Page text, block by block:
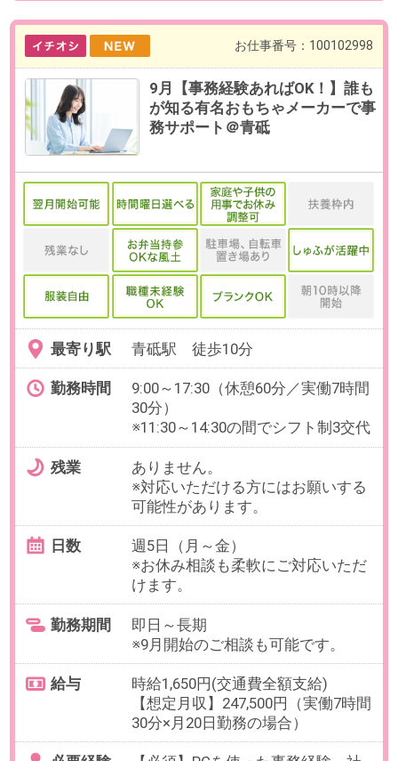
最寄り駅
半蔵門駅 徒歩3分 / 麹町駅 徒
歩10分 /永田町駅 徒歩10分
※前後30分程度の増減可能
【例】10:00～15:00、09:30～14:30
など
※休憩取得の有無をお選びいただけ
ありません。
※当社スタッフも残業なしで活躍
日数 週4～5日（月～金）【在宅】初日
でご就業いただけます。
※月2回程度出社あり（月初5～9日
の間で1日／月末25日以降で1日）
即日～長期
※9月開始も相談可能です。
給与 時給1,800円(交通費全額支給)
必要経験 【必須】入出金管理などのバック
オフィス経験
【歓迎】Google Workspace使用経